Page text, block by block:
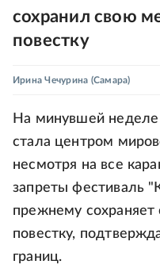
сохранил свою
повестку
Ирина Чечурина (Самара)
На минувшей
стала центром
несмотря на все
запреты фестиваль
прежнему
повестку,
границ.